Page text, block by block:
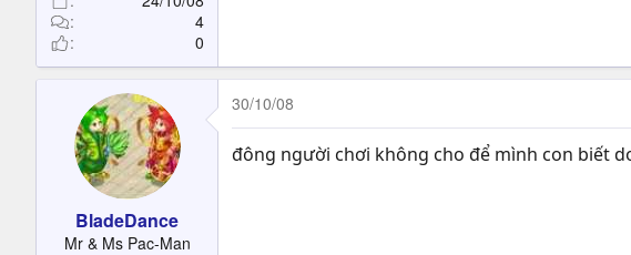
4
0
BladeDance
Mr & Ms Pac-Man
30/10/08
đông người chơi không cho để mình con biết